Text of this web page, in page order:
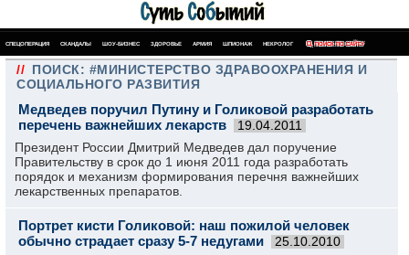
СПЕЦОПЕРАЦИЯ СКАНДАЛЫ ШОУ-БИЗНЕС ЗДОРОВЬЕ АРМИЯ ШПИОНАЖ НЕКРОЛОГ ПОИСК ПО САЙТУ
// ПОИСК: #МИНИСТЕРСТВО ЗДРАВООХРАНЕНИЯ И
СОЦИАЛЬНОГО РАЗВИТИЯ
Медведев поручил Путину и Голиковой разработать
перечень важнейших лекарств
19.04.2011
Президент России Дмитрий Медведев дал поручение
Правительству в срок до 1 июня 2011 года разработать
порядок и механизм формирования перечня важнейших
лекарственных препаратов.
Портрет кисти Голиковой: наш пожилой человек
обычно страдает сразу 5-7 недугами
25.10.2010